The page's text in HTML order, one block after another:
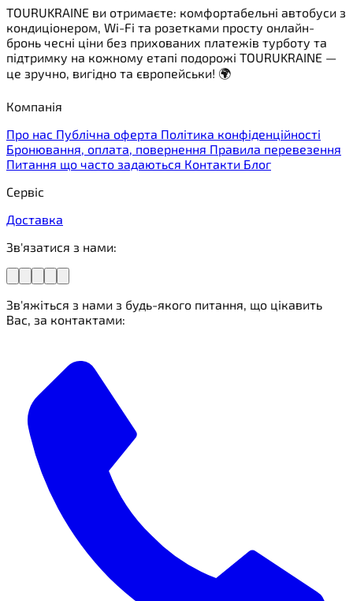
TOURUKRAINE ви отримаєте: комфортабельні автобуси з
кондиціонером, Wi-Fi та розетками просту онлайн-
бронь чесні ціни без прихованих платежів турботу та
підтримку на кожному етапі подорожі TOURUKRAINE —
це зручно, вигідно та європейськи! 🌍
Компанія
Про нас Публічна оферта Політика конфіденційності
Бронювання, оплата, повернення Правила перевезення
Питання що часто задаються Контакти Блог
Сервіс
Доставка
Зв'язатися з нами:
Зв'яжіться з нами з будь-якого питання, що цікавить
Вас, за контактами: